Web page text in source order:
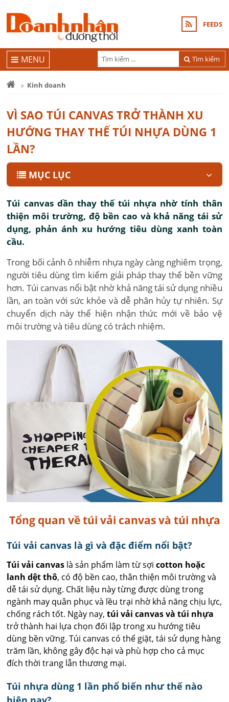
FEEDS
Tìm kiếm
MENU
Kinh doanh
VÌ SAO TÚI CANVAS TRỞ THÀNH XU
HƯỚNG THAY THẾ TÚI NHỰA DÙNG 1
LẦN?
MỤC LỤC
Túi canvas dần thay thế túi nhựa nhờ tính thân
thiện môi trường, độ bền cao và khả năng tái sử
dụng, phản ánh xu hướng tiêu dùng xanh toàn
cầu.
Trong bối cảnh ô nhiễm nhựa ngày càng nghiêm trọng,
người tiêu dùng tìm kiếm giải pháp thay thế bền vững
hơn. Túi canvas nổi bật nhờ khả năng tái sử dụng nhiều
lần, an toàn với sức khỏe và dễ phân hủy tự nhiên. Sự
chuyển dịch này thể hiện nhận thức mới về bảo vệ
môi trường và tiêu dùng có trách nhiệm.
Tổng quan về túi vải canvas và túi nhựa
Túi vải canvas là gì và đặc điểm nổi bật?
Túi vải canvas là sản phẩm làm từ sợicotton hoặc
lanh dệt thô, có độ bền cao, thân thiện môi trường và
dễ tái sử dụng. Chất liệu này từng được dùng trong
ngành may quân phục và lều trại nhờ khả năng chịu lực,
chống rách tốt. Ngày nay,túi vải canvas và túi nhựa
trở thành hai lựa chọn đối lập trong xu hướng tiêu
dùng bền vững. Túi canvas có thể giặt, tái sử dụng hàng
trăm lần, không gây độc hại và phù hợp cho cả mục
đích thời trang lẫn thương mại.
Túi nhựa dùng 1 lần phổ biến như thế nào